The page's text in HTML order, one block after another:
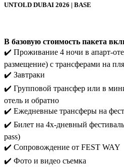
UNTOLD DUBAI 2026 | BASE
В базовую стоимость пакета
✔️ Проживание 4 ночи в апарт-
размещение) с трансферами на
✔️ Завтраки
✔️ Групповой трансфер или в
отель и обратно
✔️ Ежедневные трансферы на
✔️ Билет на 4х-дневный
pass)
✔️ Сопровождение от FEST WAY
✔️ Фото и видео съемка